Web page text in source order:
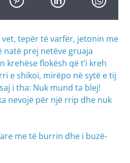
tepër të varfër, jetonin me
natë prej netëve gruaja
krehëse flokësh që t’i kreh
e shikoi, mirëpo në sytë e tij
i tha: Nuk mund ta blej!
nevojë për një rrip dhe nuk
me të burrin dhe i buzë­